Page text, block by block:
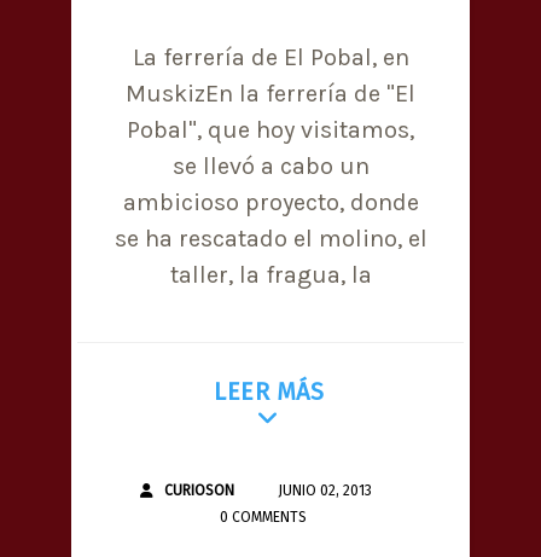
La ferrería de El Pobal, en
MuskizEn la ferrería de "El
Pobal", que hoy visitamos,
se llevó a cabo un
ambicioso proyecto, donde
se ha rescatado el molino, el
taller, la fragua, la
LEER MÁS
CURIOSON
JUNIO 02, 2013
0 COMMENTS